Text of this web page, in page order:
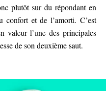
plutôt sur du répondant en
confort et de l’amorti. C’est
valeur l’une des principales
de son deuxième saut.